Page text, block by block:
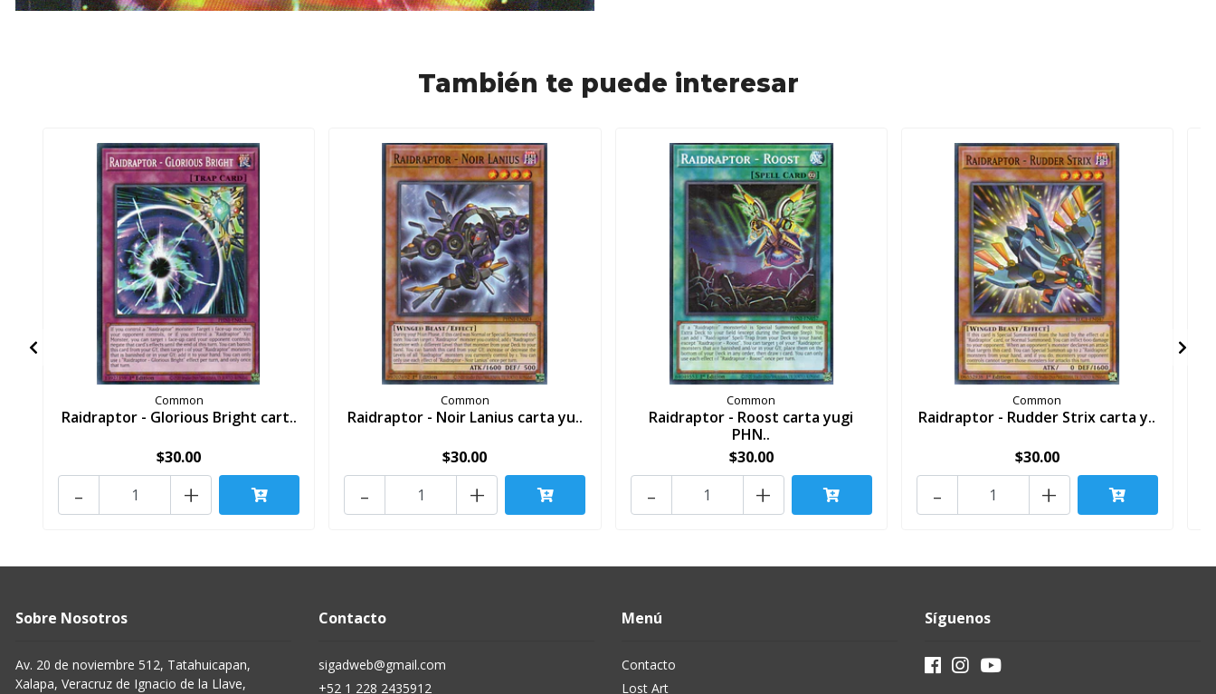
También te puede interesar
Common
Raidraptor - Glorious Bright cart..
$30.00
+
-
Common
Raidraptor - Noir Lanius carta yu..
$30.00
+
-
Common
Raidraptor - Roost carta yugi
PHN..
$30.00
+
-
Common
Raidraptor - Rudder Strix carta y..
$30.00
+
-
Sobre Nosotros
Av. 20 de noviembre 512, Tatahuicapan,
Xalapa, Veracruz de Ignacio de la Llave,
Contacto
sigadweb@gmail.com
+52 1 228 2435912
Menú
Contacto
Lost Art
Síguenos